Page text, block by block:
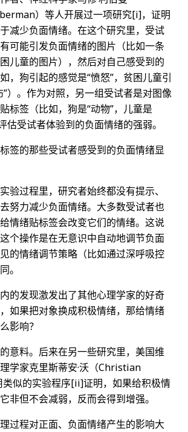
）等人开展过一项研究[i]，证明
减少负面情绪。在这个研究里，受试
可能引发负面情绪的图片（比如一条
儿童的图片），然后对自己感受到的
，狗引起的感觉是“愤怒”，贫困儿童引
”）。作为对照，另一组受试者是对图像
标签（比如，狗是“动物”，儿童是
估受试者体验到的负面情绪的强弱。
签的那些受试者感受到的负面情绪显
验过程里，研究者始终都没有提示、
努力减少负面情绪。大多数受试者也
情绪贴标签会改变它们的情绪。这说
个操作是在无意识中自动地调节负面
的情绪调节策略（比如通过深呼吸控
。
的发现激发出了其他心理学家的好奇
如果把对象换成积极情绪，那给情绪
影响？
意料。后来在另一些研究里，美国维
学家克里斯蒂安·沃（Christian
似的实验程序[ii]证明，如果给积极情
非但不会减弱，反而会得到增强。
过程对正面、负面情绪产生的影响大